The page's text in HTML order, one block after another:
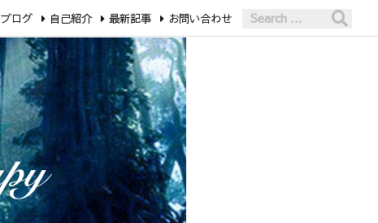
ブログ 自己紹介 最新記事 お問い合わせ